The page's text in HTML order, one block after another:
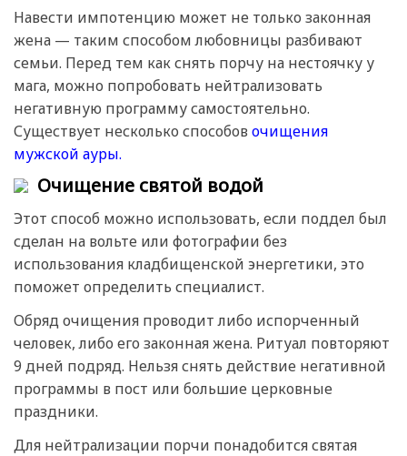
Навести импотенцию может не только законная
жена — таким способом любовницы разбивают
семьи. Перед тем как снять порчу на нестоячку у
мага, можно попробовать нейтрализовать
негативную программу самостоятельно.
Существует несколько способов очищения
мужской ауры.
Очищение святой водой
Этот способ можно использовать, если поддел был
сделан на вольте или фотографии без
использования кладбищенской энергетики, это
поможет определить специалист.
Обряд очищения проводит либо испорченный
человек, либо его законная жена. Ритуал повторяют
9 дней подряд. Нельзя снять действие негативной
программы в пост или большие церковные
праздники.
Для нейтрализации порчи понадобится святая